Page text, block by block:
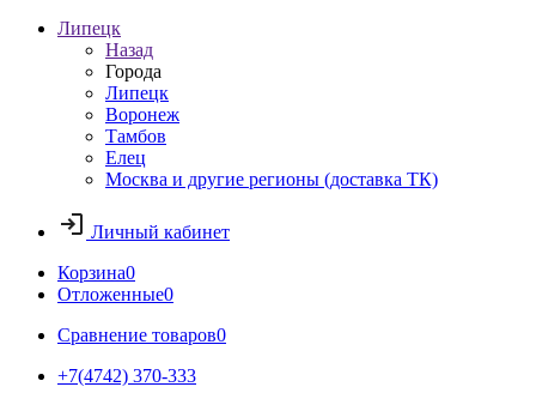
Липецк
Назад
Города
Липецк
Воронеж
Тамбов
Елец
Москва и другие регионы (доставка ТК)
Личный кабинет
Корзина0
Отложенные0
Сравнение товаров0
+7(4742) 370-333